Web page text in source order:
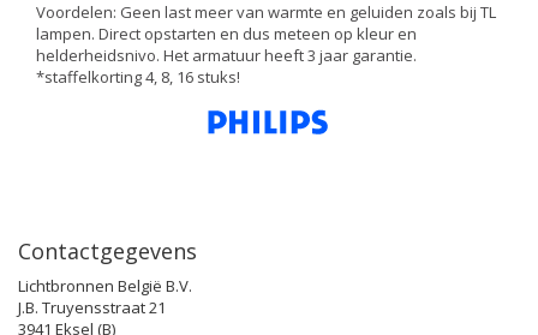
Voordelen: Geen last meer van warmte en geluiden zoals bij TL
lampen. Direct opstarten en dus meteen op kleur en
helderheidsnivo. Het armatuur heeft 3 jaar garantie.
*staffelkorting 4, 8, 16 stuks!
Contactgegevens
Lichtbronnen België B.V.
J.B. Truyensstraat 21
3941 Eksel (B)